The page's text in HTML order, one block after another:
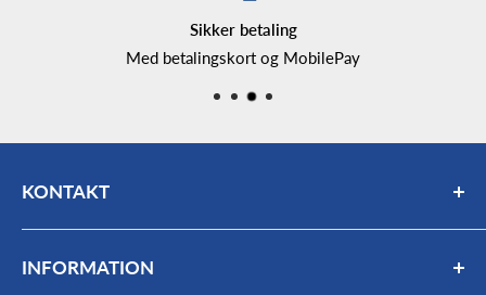
Sikker betaling
Med betalingskort og MobilePay
KONTAKT
Mail:bogholderi@farmas.dk
INFORMATION